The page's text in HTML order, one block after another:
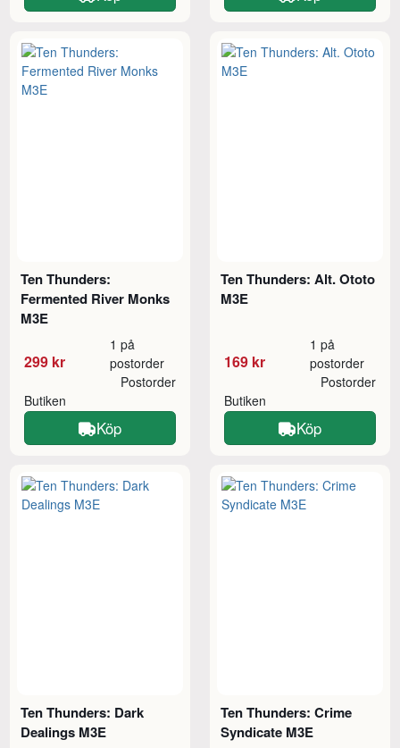
Ten Thunders:
Fermented River Monks
M3E
299 kr
1 på
postorder
Butiken
Postorder
Köp
Ten Thunders: Alt. Ototo
M3E
169 kr
1 på
postorder
Butiken
Postorder
Köp
Ten Thunders: Dark
Dealings M3E
Ten Thunders: Crime
Syndicate M3E